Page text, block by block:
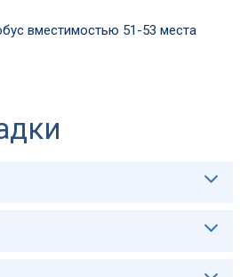
вместимостью 51-53 места